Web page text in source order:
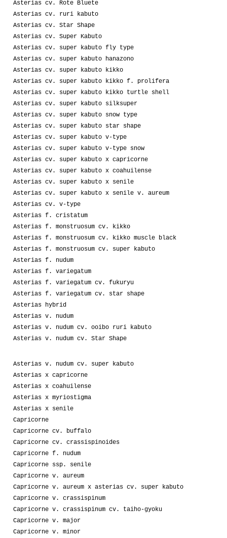
Asterias cv. Rote Bluete
Asterias cv. ruri kabuto
Asterias cv. Star Shape
Asterias cv. Super Kabuto
Asterias cv. super kabuto fly type
Asterias cv. super kabuto hanazono
Asterias cv. super kabuto kikko
Asterias cv. super kabuto kikko f. prolifera
Asterias cv. super kabuto kikko turtle shell
Asterias cv. super kabuto silksuper
Asterias cv. super kabuto snow type
Asterias cv. super kabuto star shape
Asterias cv. super kabuto v-type
Asterias cv. super kabuto v-type snow
Asterias cv. super kabuto x capricorne
Asterias cv. super kabuto x coahuilense
Asterias cv. super kabuto x senile
Asterias cv. super kabuto x senile v. aureum
Asterias cv. v-type
Asterias f. cristatum
Asterias f. monstruosum cv. kikko
Asterias f. monstruosum cv. kikko muscle black
Asterias f. monstruosum cv. super kabuto
Asterias f. nudum
Asterias f. variegatum
Asterias f. variegatum cv. fukuryu
Asterias f. variegatum cv. star shape
Asterias hybrid
Asterias v. nudum
Asterias v. nudum cv. ooibo ruri kabuto
Asterias v. nudum cv. Star Shape
Asterias v. nudum cv. super kabuto
Asterias x capricorne
Asterias x coahuilense
Asterias x myriostigma
Asterias x senile
Capricorne
Capricorne cv. buffalo
Capricorne cv. crassispinoides
Capricorne f. nudum
Capricorne ssp. senile
Capricorne v. aureum
Capricorne v. aureum x asterias cv. super kabuto
Capricorne v. crassispinum
Capricorne v. crassispinum cv. taiho-gyoku
Capricorne v. major
Capricorne v. minor